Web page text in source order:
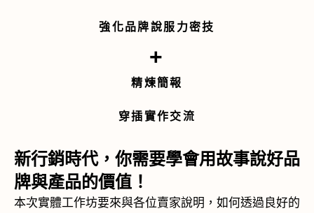
強化品牌說服力密技
+
精煉簡報
穿插實作交流
新行銷時代，你需要學會用故事說好品
牌與產品的價值！
本次實體工作坊要來與各位賣家說明，如何透過良好的